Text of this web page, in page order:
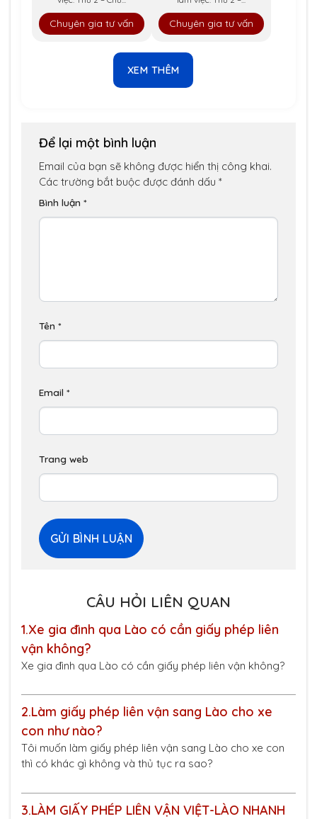
Chuyên gia tư vấn Chuyên gia tư vấn
XEM THÊM
Để lại một bình luận
Email của bạn sẽ không được hiển thị công khai.
Các trường bắt buộc được đánh dấu *
Bình luận *
Tên *
Email *
Trang web
CÂU HỎI LIÊN QUAN
1.Xe gia đình qua Lào có cần giấy phép liên
vận không?
Xe gia đình qua Lào có cần giấy phép liên vận không?
2.Làm giấy phép liên vận sang Lào cho xe
con như nào?
Tôi muốn làm giấy phép liên vận sang Lào cho xe con
thì có khác gì không và thủ tục ra sao?
3.LÀM GIẤY PHÉP LIÊN VẬN VIỆT-LÀO NHANH